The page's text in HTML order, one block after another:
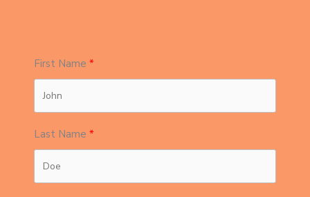
First Name
Last Name